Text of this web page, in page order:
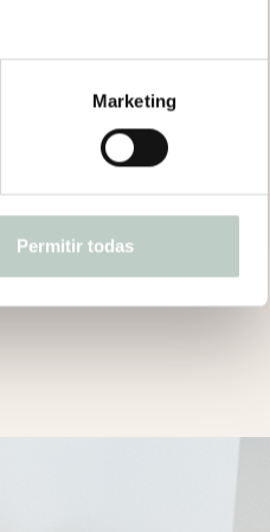
Marketing
Permitir todas
te